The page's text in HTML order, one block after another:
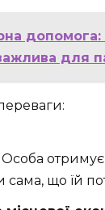
допомога:
для
Особа
сама, що їй